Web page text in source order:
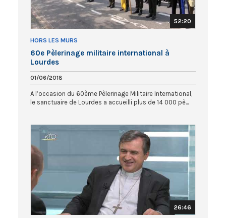
52:20
HORS LES MURS
60e Pèlerinage militaire international à
Lourdes
01/06/2018
A l’occasion du 60ème Pèlerinage Militaire International,
le sanctuaire de Lourdes a accueilli plus de 14 000 pè...
26:46